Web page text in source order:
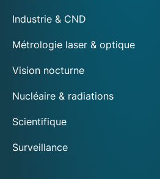
Industrie & CND
Métrologie laser & optique
Vision nocturne
Nucléaire & radiations
Scientifique
Surveillance